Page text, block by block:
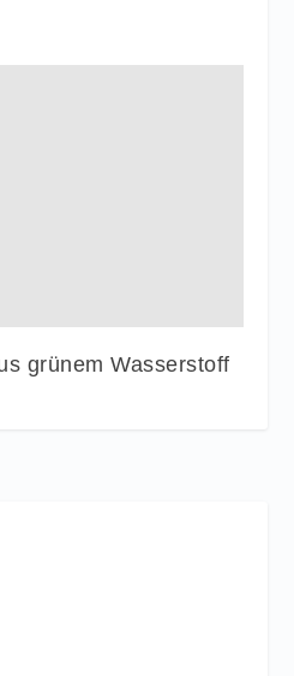
grünem Wasserstoff